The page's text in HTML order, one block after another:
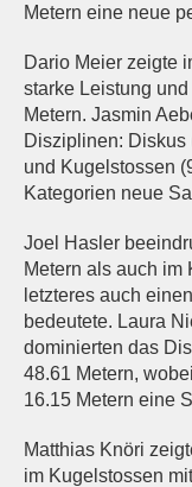
Metern eine neue
Dario Meier zeigte
starke Leistung
Metern. Jasmin
Disziplinen: Diskus
und Kugelstossen
Kategorien neue
Joel Hasler
Metern als auch im
letzteres auch
bedeutete. Laura
dominierten das
48.61 Metern,
16.15 Metern eine
Matthias Knöri
im Kugelstossen